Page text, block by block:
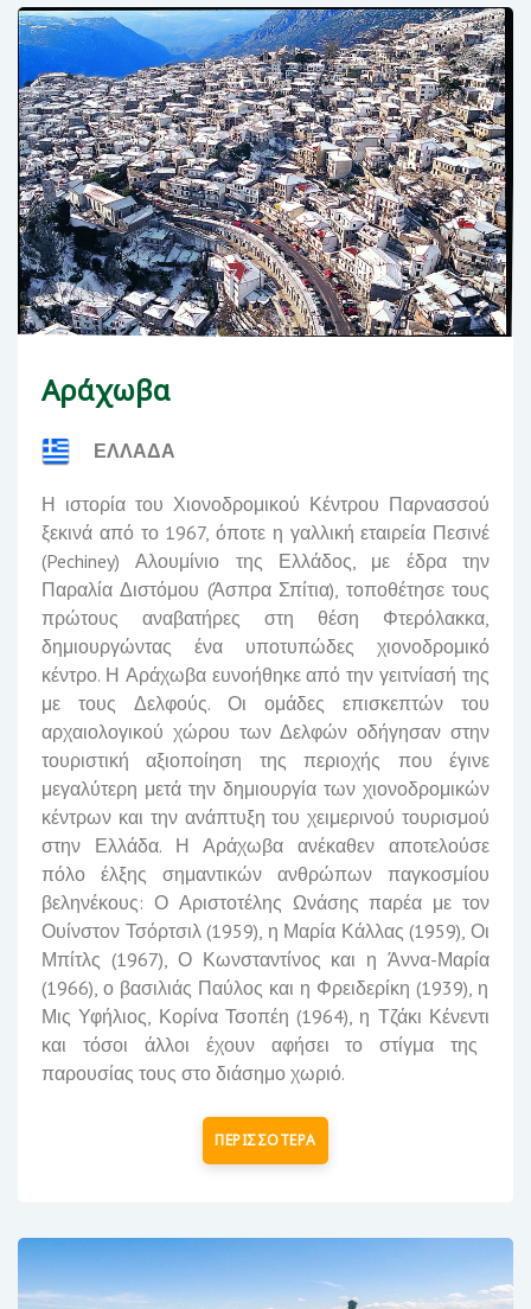
Αράχωβα
ΕΛΛΑΔΑ
Η ιστορία του Χιονοδρομικού Κέντρου Παρνασσού
ξεκινά από το 1967, όποτε η γαλλική εταιρεία Πεσινέ
(Pechiney)Αλουμίνιο της Ελλάδος , με έδρα την
Παραλία Διστόμου (Άσπρα Σπίτια), τοποθέτησε τους
πρώτους αναβατήρες στη θέση Φτερόλακκα,
δημιουργώντας ένα υποτυπώδες χιονοδρομικό
κέντρο. Η Αράχωβα ευνοήθηκε από την γειτνίασή της
με τους Δελφούς. Οι ομάδες επισκεπτών του
αρχαιολογικού χώρου των Δελφών οδήγησαν στην
τουριστική αξιοποίηση της περιοχής που έγινε
μεγαλύτερη μετά την δημιουργία των χιονοδρομικών
κέντρων και την ανάπτυξη του χειμερινού τουρισμού
στην Ελλάδα. Η Αράχωβα ανέκαθεν αποτελούσε
πόλο έλξης σημαντικών ανθρώπων παγκοσμίου
βεληνέκους: Ο Αριστοτέλης Ωνάσης παρέα με τον
Ουίνστον Τσόρτσιλ(1959), η Μαρία Κάλλας (1959), Οι
Μπίτλς (1967), Ο Κωνσταντίνος και η Άννα-Μαρία
(1966), ο βασιλιάς Παύλος και η Φρειδερίκη (1939), η
Μις Υφήλιος, Κορίνα Τσοπέη (1964), η Τζάκι Κένεντι
και τόσοι άλλοι έχουν αφήσει το στίγμα της
παρουσίας τους στο διάσημο χωριό.
ΠΕΡΙΣΣΟΤΕΡΑ